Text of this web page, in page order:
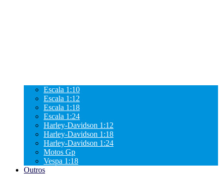
Escala 1:10
Escala 1:12
Escala 1:18
Escala 1:24
Harley-Davidson 1:12
Harley-Davidson 1:18
Harley-Davidson 1:24
Motos Gp
Vespa 1:18
Outros